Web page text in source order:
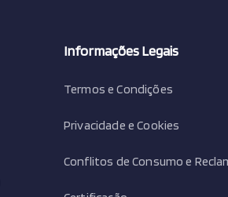
Informações Legais
Termos e Condições
Privacidade e Cookies
Conflitos de Consumo e